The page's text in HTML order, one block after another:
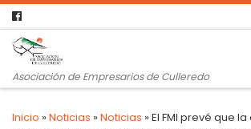
Asociación de Empresarios de Culleredo
Inicio »Noticias »Noticias »El FMI prevé que